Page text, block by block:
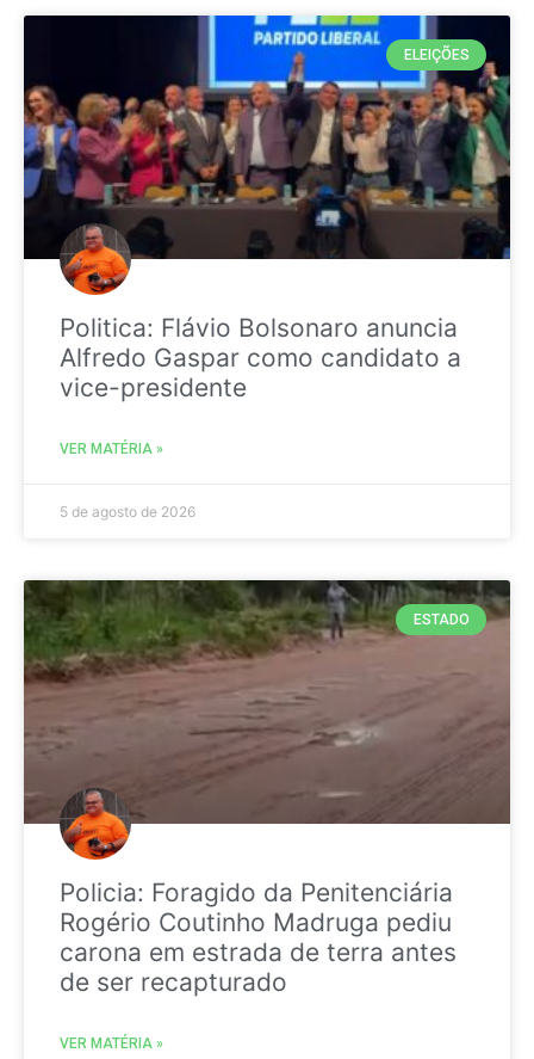
ELEIÇÕES
Politica: Flávio Bolsonaro anuncia
Alfredo Gaspar como candidato a
vice-presidente
VER MATÉRIA »
5 de agosto de 2026
ESTADO
Policia: Foragido da Penitenciária
Rogério Coutinho Madruga pediu
carona em estrada de terra antes
de ser recapturado
VER MATÉRIA »